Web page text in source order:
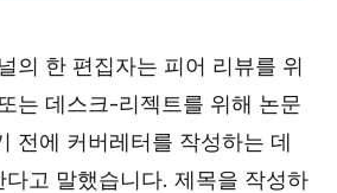
의 한 편집자는 피어 리뷰를 위
는 데스크-리젝트를 위해 논문
전에 커버레터를 작성하는 데
고 말했습니다. 제목을 작성하